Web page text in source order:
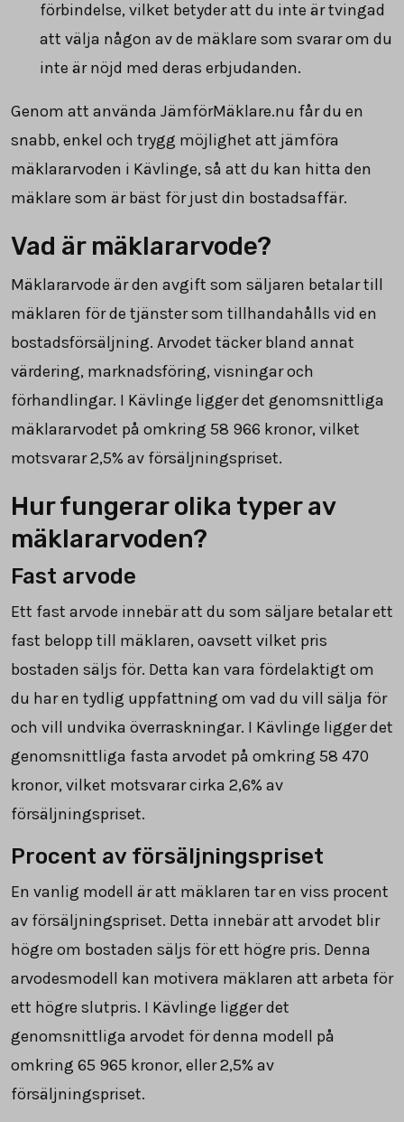
förbindelse, vilket betyder att du inte är tvingad
att välja någon av de mäklare som svarar om du
inte är nöjd med deras erbjudanden.
Genom att använda JämförMäklare.nu får du en
snabb, enkel och trygg möjlighet att jämföra
mäklararvoden i Kävlinge, så att du kan hitta den
mäklare som är bäst för just din bostadsaffär.
Vad är mäklararvode?
Mäklararvode är den avgift som säljaren betalar till
mäklaren för de tjänster som tillhandahålls vid en
bostadsförsäljning. Arvodet täcker bland annat
värdering, marknadsföring, visningar och
förhandlingar. I Kävlinge ligger det genomsnittliga
mäklararvodet på omkring 58 966 kronor, vilket
motsvarar2,5% av försäljningspriset.
Hur fungerar olika typer av
mäklararvoden?
Fast arvode
Ett fast arvode innebär att du som säljare betalar ett
fast belopp till mäklaren, oavsett vilket pris
bostaden säljs för. Detta kan vara fördelaktigt om
du har en tydlig uppfattning om vad du vill sälja för
och vill undvika överraskningar. I Kävlinge ligger det
genomsnittliga fasta arvodet på omkring 58 470
kronor, vilket motsvarar cirka 2,6% av
försäljningspriset.
Procent av försäljningspriset
En vanlig modell är att mäklaren tar en viss procent
av försäljningspriset. Detta innebär att arvodet blir
högre om bostaden säljs för ett högre pris. Denna
arvodesmodell kan motivera mäklaren att arbeta för
ett högre slutpris. I Kävlinge ligger det
genomsnittliga arvodet för denna modell på
omkring 65 965 kronor, eller 2,5% av
försäljningspriset.